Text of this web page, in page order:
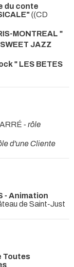
du conte
((CD
MONTREAL "
JAZZ
" LES BETES
- rôle
d'une Cliente
- Animation
de Saint-Just
Toutes